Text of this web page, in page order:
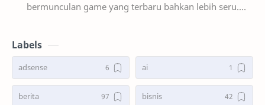
bermunculan game yang terbaru bahkan lebih seru.
Labels
adsense ai
berita bisnis